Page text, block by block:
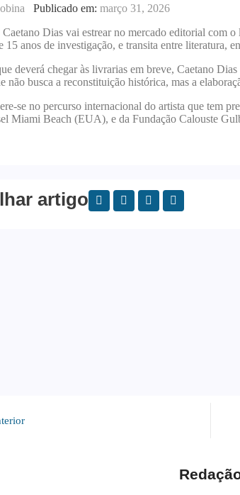
Publicado em: março 31, 2026
Dias vai estrear no mercado editorial com
15 anos de investigação, e transita entre literatura,
deverá chegar às livrarias em breve, Caetano
não busca a reconstituição histórica, mas a
se no percurso internacional do artista que tem
Miami Beach (EUA), e da Fundação Calouste
artigo